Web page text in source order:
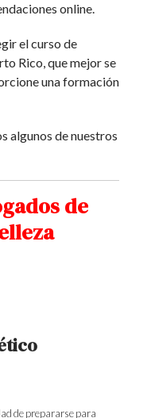
online.
el curso de
Rico, que mejor se
una formación
algunos de nuestros
de
de prepararse para